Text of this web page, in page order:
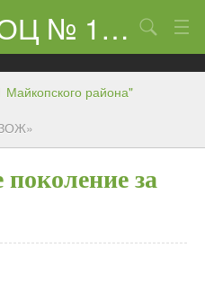
Сайт МБОУ "ОЦ № 1 Майкопского района"
учреждении
Поиск
района"
ЗОЖ»
за